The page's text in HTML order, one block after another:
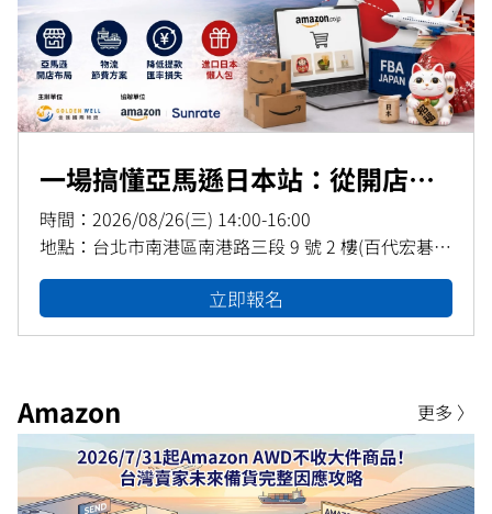
一場搞懂亞馬遜日本站：從開店合
規、物流節費、跨境收款全指南
時間：2026/08/26(三) 14:00-16:00
地點： 台北市南港區南港路三段 9 號 2 樓(百代宏碁大
樓)
立即報名
Amazon 更多 〉